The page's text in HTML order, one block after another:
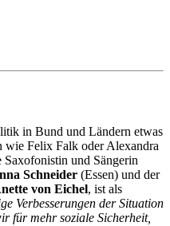
in Bund und Ländern etwas
wie Felix Falk oder Alexandra
und Sängerin
Schneider (Essen) und der
von Eichel, ist als
Verbesserungen der Situation
für mehr soziale Sicherheit,